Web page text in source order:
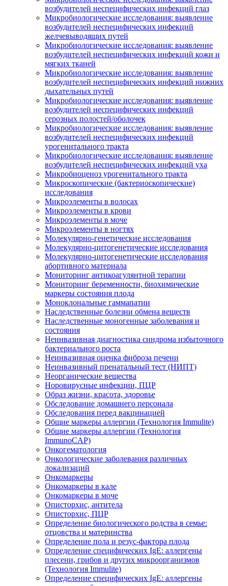
возбудителей неспецифических инфекций глаз
Микробиологические исследования: выявление
возбудителей неспецифических инфекций
желчевыводящих путей
Микробиологические исследования: выявление
возбудителей неспецифических инфекций кожи и
мягких тканей
Микробиологические исследования: выявление
возбудителей неспецифических инфекций нижних
дыхательных путей
Микробиологические исследования: выявление
возбудителей неспецифических инфекций
серозных полостей/оболочек
Микробиологические исследования: выявление
возбудителей неспецифических инфекций
урогенитального тракта
Микробиологические исследования: выявление
возбудителей неспецифических инфекций уха
Микробиоценоз урогенитального тракта
Микроскопические (бактериоскопические)
исследования
Микроэлементы в волосах
Микроэлементы в крови
Микроэлементы в моче
Микроэлементы в ногтях
Молекулярно-генетические исследования
Молекулярно-цитогенетические исследования
Молекулярно-цитогенетические исследования
абортивного материала
Мониторинг антикоагулянтной терапии
Мониторинг беременности, биохимические
маркеры состояния плода
Моноклональные гаммапатии
Наследственные болезни обмена веществ
Наследственные моногенные заболевания и
состояния
Неинвазивная диагностика синдрома избыточного
бактериального роста
Неинвазивная оценка фиброза печени
Неинвазивный пренатальный тест (НИПТ)
Неорганические вещества
Норовирусные инфекции, ПЦР
Образ жизни, красота, здоровье
Обследование домашнего персонала
Обследования перед вакцинацией
Общие маркеры аллергии (Технология Immulite)
Общие маркеры аллергии (Технология
ImmunoCAP)
Онкогематология
Онкологические заболевания различных
локализаций
Онкомаркеры
Онкомаркеры в кале
Онкомаркеры в моче
Описторхис, антитела
Описторхис, ПЦР
Определение биологического родства в семье:
отцовства и материнства
Определение пола и резус-фактора плода
Определение специфических IgE: аллергены
плесени, грибов и других микроорганизмов
(Технология Immulite)
Определение специфических IgE: аллергены